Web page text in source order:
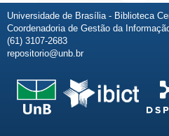
Universidade de Brasília - Biblioteca
Coordenadoria de Gestão da
(61) 3107-2683
repositorio@unb.br